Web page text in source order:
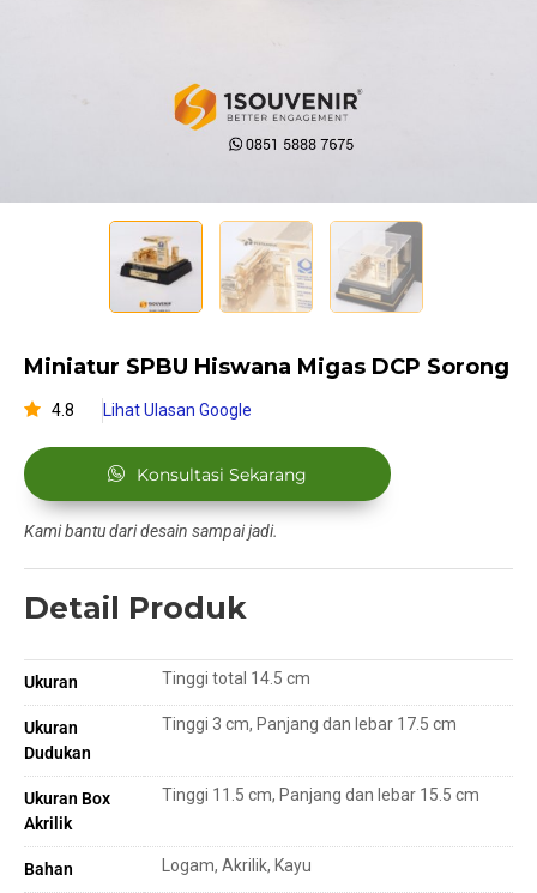
Miniatur SPBU Hiswana Migas DCP Sorong
4.8 Lihat Ulasan Google
Konsultasi Sekarang
Kami bantu dari desain sampai jadi.
Detail Produk
Ukuran Tinggi total 14.5 cm
Ukuran
Dudukan
Tinggi 3 cm, Panjang dan lebar 17.5 cm
Ukuran Box
Akrilik
Tinggi 11.5 cm, Panjang dan lebar 15.5 cm
Bahan Logam, Akrilik, Kayu